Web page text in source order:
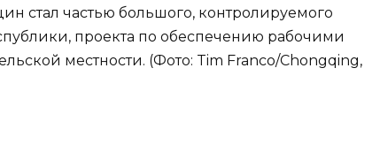
стал частью большого, контролируемого
проекта по обеспечению рабочими
местности. (Фото: Tim Franco/Chongqing,